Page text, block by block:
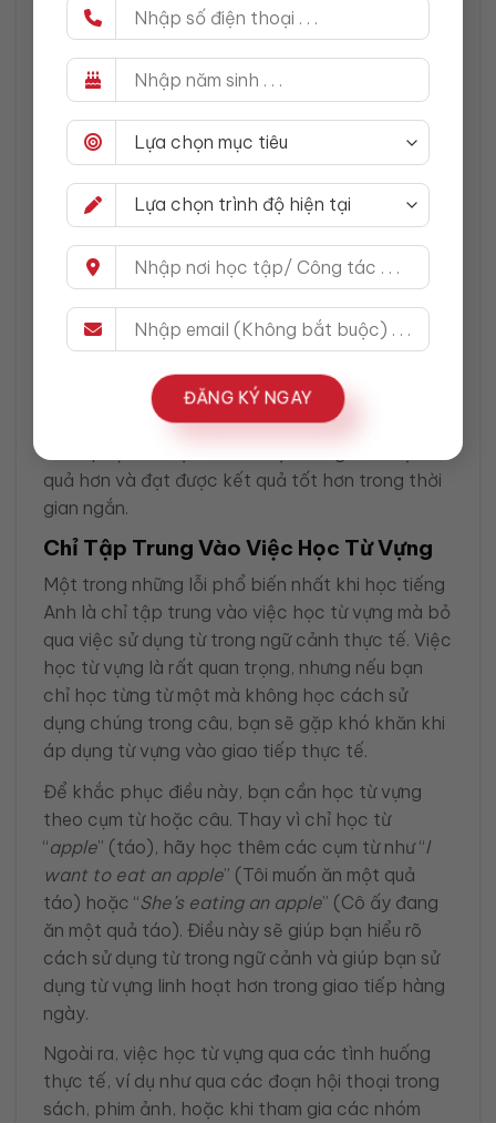
ĐĂNG KÝ NGAY
học từ vựng qua các sách có chủ đề thú vị, gần
gũi với sở thích cá nhân của bạn sẽ giúp quá
trình học trở nên dễ dàng và hấp dẫn hơn. Các
tài liệu này không chỉ giúp bạn hiểu được cấu
trúc của tiếng Anh mà còn giúp bạn nâng cao
khả năng tự học.
Những Lỗi Phổ Biến Cần Tránh
Khi Học Tiếng Anh
Khi học tiếng Anh, một số lỗi phổ biến có thể
cản trở tiến bộ và làm bạn cảm thấy nản lòng.
Dưới đây là những sai lầm cần tránh và cách
quả hơn và đạt được kết quả tốt hơn trong thời
gian ngắn.
Chỉ Tập Trung Vào Việc Học Từ Vựng
Một trong những lỗi phổ biến nhất khi học tiếng
Anh là chỉ tập trung vào việc học từ vựng mà bỏ
qua việc sử dụng từ trong ngữ cảnh thực tế. Việc
học từ vựng là rất quan trọng, nhưng nếu bạn
chỉ học từng từ một mà không học cách sử
dụng chúng trong câu, bạn sẽ gặp khó khăn khi
áp dụng từ vựng vào giao tiếp thực tế.
Để khắc phục điều này, bạn cần học từ vựng
theo cụm từ hoặc câu. Thay vì chỉ học từ
“apple” (táo), hãy học thêm các cụm từ như “I
want to eat an apple” (Tôi muốn ăn một quả
táo) hoặc “She’s eating an apple” (Cô ấy đang
ăn một quả táo). Điều này sẽ giúp bạn hiểu rõ
cách sử dụng từ trong ngữ cảnh và giúp bạn sử
dụng từ vựng linh hoạt hơn trong giao tiếp hàng
ngày.
Ngoài ra, việc học từ vựng qua các tình huống
thực tế, ví dụ như qua các đoạn hội thoại trong
sách, phim ảnh, hoặc khi tham gia các nhóm